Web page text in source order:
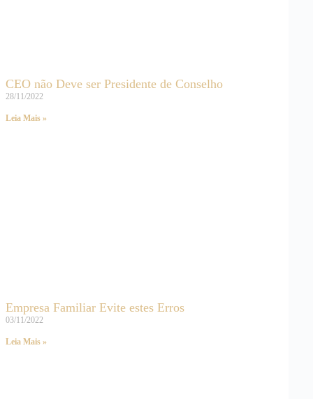
CEO não Deve ser Presidente de Conselho
28/11/2022
Leia Mais »
Empresa Familiar Evite estes Erros
03/11/2022
Leia Mais »